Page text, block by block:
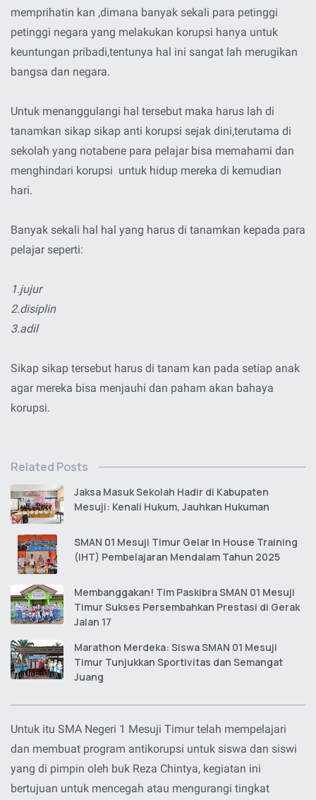
memprihatin kan ,dimana banyak sekali para petinggi
petinggi negara yang melakukan korupsi hanya untuk
keuntungan pribadi,tentunya hal ini sangat lah merugikan
bangsa dan negara.
Untuk menanggulangi hal tersebut maka harus lah di
tanamkan sikap sikap anti korupsi sejak dini,terutama di
sekolah yang notabene para pelajar bisa memahami dan
menghindari korupsi untuk hidup mereka di kemudian
hari.
Banyak sekali hal hal yang harus di tanamkan kepada para
pelajar seperti:
1.jujur
2.disiplin
3.adil
Sikap sikap tersebut harus di tanam kan pada setiap anak
agar mereka bisa menjauhi dan paham akan bahaya
korupsi.
Related Posts
Jaksa Masuk Sekolah Hadir di Kabupaten
Mesuji: Kenali Hukum, Jauhkan Hukuman
SMAN 01 Mesuji Timur Gelar In House Training
(IHT) Pembelajaran Mendalam Tahun 2025
Membanggakan! Tim Paskibra SMAN 01 Mesuji
Timur Sukses Persembahkan Prestasi di Gerak
Jalan 17
Marathon Merdeka: Siswa SMAN 01 Mesuji
Timur Tunjukkan Sportivitas dan Semangat
Juang
Untuk itu SMA Negeri 1 Mesuji Timur telah mempelajari
dan membuat program antikorupsi untuk siswa dan siswi
yang di pimpin oleh buk Reza Chintya, kegiatan ini
bertujuan untuk mencegah atau mengurangi tingkat